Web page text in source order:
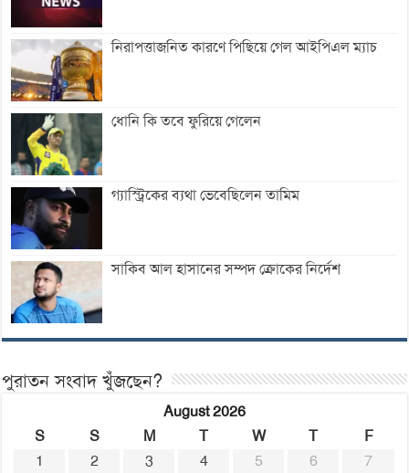
নিরাপত্তাজনিত কারণে পিছিয়ে গেল আইপিএল ম্যাচ
ধোনি কি তবে ফুরিয়ে গেলেন
গ্যাস্ট্রিকের ব্যথা ভেবেছিলেন তামিম
সাকিব আল হাসানের সম্পদ ক্রোকের নির্দেশ
পুরাতন সংবাদ খুঁজছেন?
August 2026
S
S M T W T
F
1
2 3 4 5 6
7